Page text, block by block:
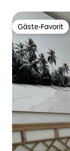
Gäste-Favorit
Gäste-Favorit